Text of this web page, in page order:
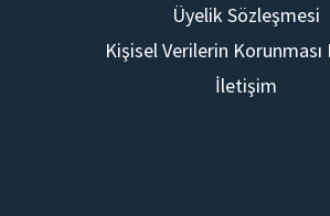
Üyelik Sözleşmesi
Kişisel Verilerin Korunması
İletişim